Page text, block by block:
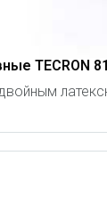
TECRON